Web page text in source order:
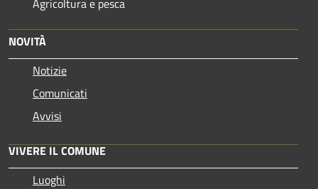
Agricoltura e pesca
NOVITÀ
Notizie
Comunicati
Avvisi
VIVERE IL COMUNE
Luoghi